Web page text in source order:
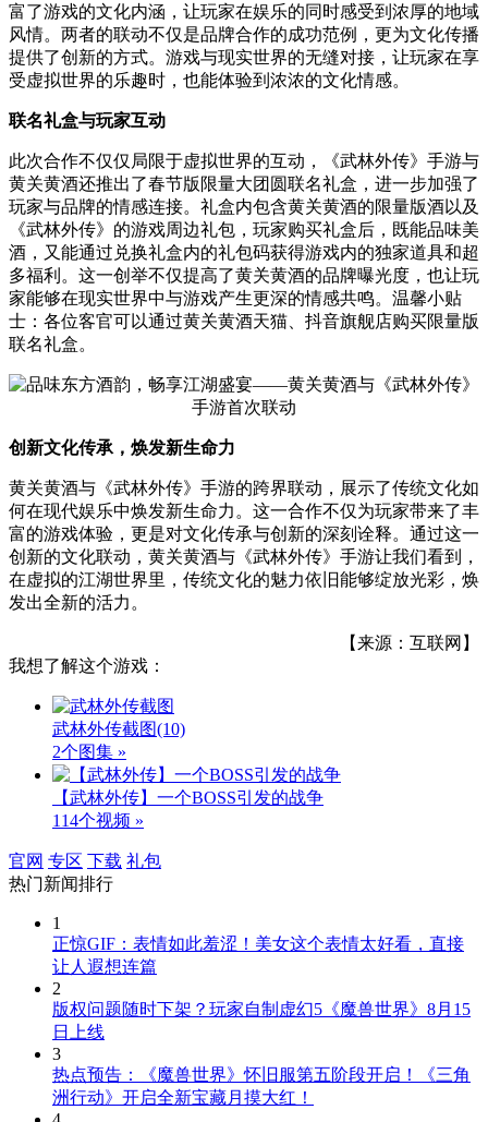
富了游戏的文化内涵，让玩家在娱乐的同时感受到浓厚的地域
风情。两者的联动不仅是品牌合作的成功范例，更为文化传播
提供了创新的方式。游戏与现实世界的无缝对接，让玩家在享
受虚拟世界的乐趣时，也能体验到浓浓的文化情感。
联名礼盒与玩家互动
此次合作不仅仅局限于虚拟世界的互动，《武林外传》手游与
黄关黄酒还推出了春节版限量大团圆联名礼盒，进一步加强了
玩家与品牌的情感连接。礼盒内包含黄关黄酒的限量版酒以及
《武林外传》的游戏周边礼包，玩家购买礼盒后，既能品味美
酒，又能通过兑换礼盒内的礼包码获得游戏内的独家道具和超
多福利。这一创举不仅提高了黄关黄酒的品牌曝光度，也让玩
家能够在现实世界中与游戏产生更深的情感共鸣。温馨小贴
士：各位客官可以通过黄关黄酒天猫、抖音旗舰店购买限量版
联名礼盒。
创新文化传承，焕发新生命力
黄关黄酒与《武林外传》手游的跨界联动，展示了传统文化如
何在现代娱乐中焕发新生命力。这一合作不仅为玩家带来了丰
富的游戏体验，更是对文化传承与创新的深刻诠释。通过这一
创新的文化联动，黄关黄酒与《武林外传》手游让我们看到，
在虚拟的江湖世界里，传统文化的魅力依旧能够绽放光彩，焕
发出全新的活力。
【来源：互联网】
我想了解这个游戏：
武林外传截图(10)
2个图集 »
【武林外传】一个BOSS引发的战争
114个视频 »
官网 专区 下载 礼包
热门新闻排行
1
正惊GIF：表情如此羞涩！美女这个表情太好看，直接
让人遐想连篇
2
版权问题随时下架？玩家自制虚幻5《魔兽世界》8月15
日上线
3
热点预告：《魔兽世界》怀旧服第五阶段开启！《三角
洲行动》开启全新宝藏月摸大红！